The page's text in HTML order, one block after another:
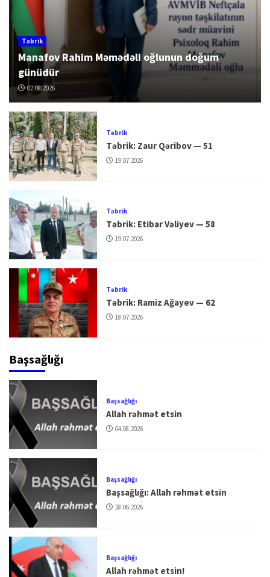
Təbrik
Manafov Rahim Məmədəli oğlunun doğum
günüdür
02.08.2026
Təbrik
Təbrik: Zaur Qəribov — 51
19.07.2026
Təbrik
Təbrik: Etibar Vəliyev — 58
19.07.2026
Təbrik
Təbrik: Ramiz Ağayev — 62
18.07.2026
Başsağlığı
Başsağlığı
Allah rəhmət etsin
04.08.2026
Başsağlığı
Başsağlığı: Allah rəhmət etsin
28.06.2026
Başsağlığı
Allah rəhmət etsin!